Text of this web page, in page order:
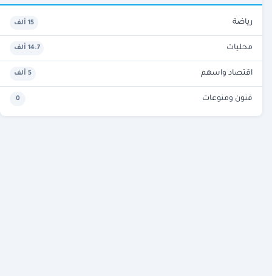
رياضة 15 ألف
محليات 14.7 ألف
اقتصاد واسهم 5 ألف
فنون ومنوعات 0